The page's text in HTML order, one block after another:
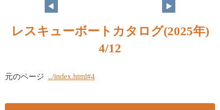
レスキューボートカタログ(2025年)
4/12
元のページ ../index.html#4